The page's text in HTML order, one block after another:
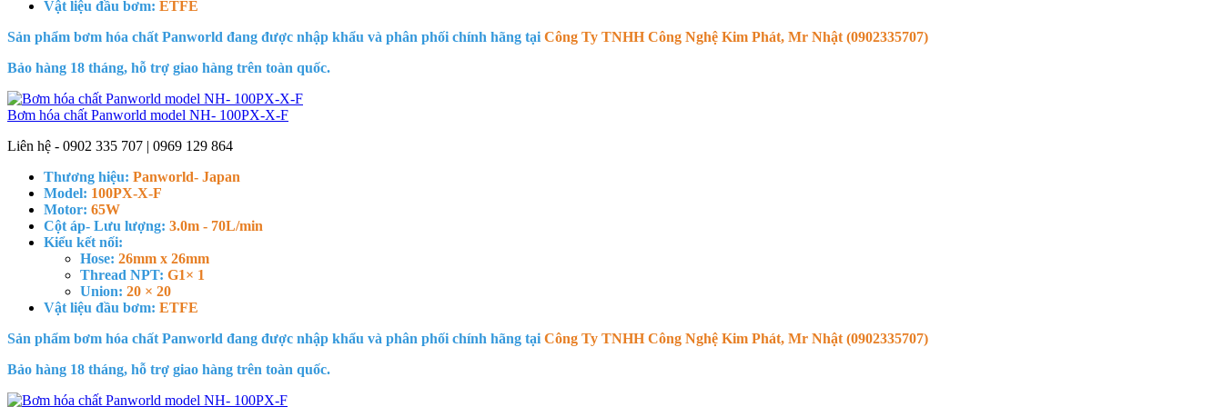
Vật liệu đầu bơm: ETFE
Sản phẩm bơm hóa chất Panworld đang được nhập khẩu và phân phối chính hãng tại Công Ty TNHH Công Nghệ Kim Phát, Mr Nhật (0902335707)
Bảo hàng 18 tháng, hỗ trợ giao hàng trên toàn quốc.
Bơm hóa chất Panworld model NH- 100PX-X-F
Liên hệ - 0902 335 707 | 0969 129 864
Thương hiệu: Panworld- Japan
Model: 100PX-X-F
Motor: 65W
Cột áp- Lưu lượng: 3.0m - 70L/min
Kiểu kết nối:
Hose: 26mm x 26mm
Thread NPT: G1× 1
Union: 20 × 20
Vật liệu đầu bơm: ETFE
Sản phẩm bơm hóa chất Panworld đang được nhập khẩu và phân phối chính hãng tại Công Ty TNHH Công Nghệ Kim Phát, Mr Nhật (0902335707)
Bảo hàng 18 tháng, hỗ trợ giao hàng trên toàn quốc.